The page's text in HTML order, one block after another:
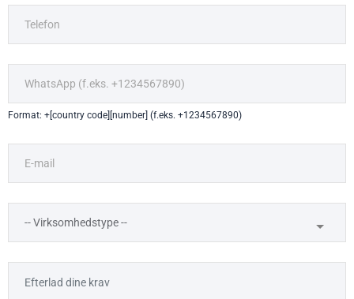
Format: +[country code][number] (f.eks. +1234567890)